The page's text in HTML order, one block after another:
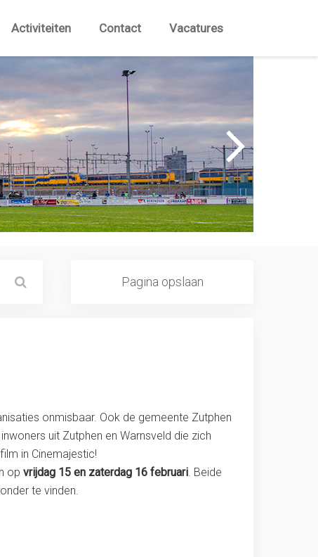
Activiteiten Contact Vacatures
Pagina opslaan
onmisbaar. Ook de gemeente Zutphen
uit Zutphen en Warnsveld die zich
in Cinemajestic!
op vrijdag 15 en zaterdag 16 februari. Beide
te vinden.